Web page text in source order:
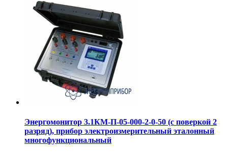
Энергомонитор 3.1КМ-П-05-000-2-0-50 (с поверкой 2
разряд), прибор электроизмерительный эталонный
многофункциональный